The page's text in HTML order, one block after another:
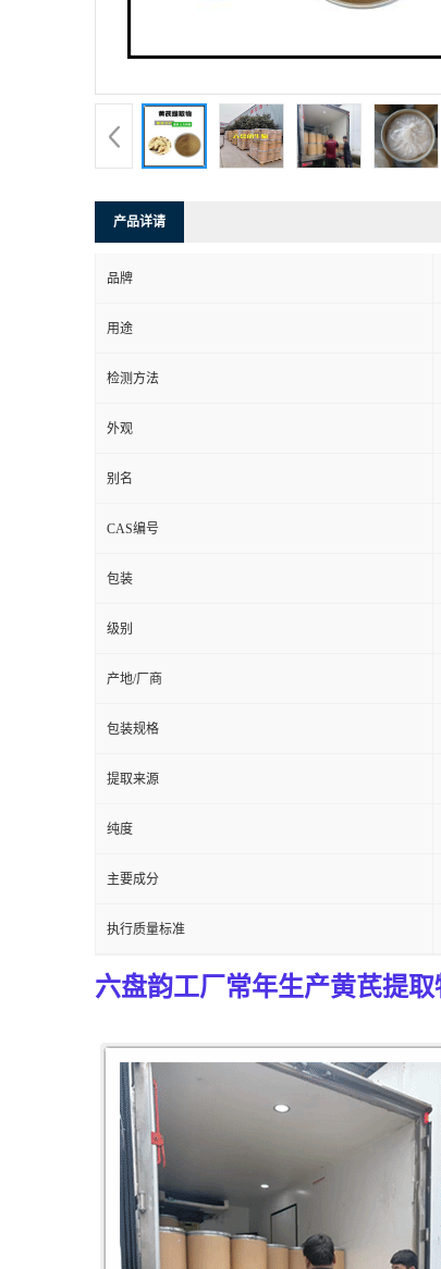
产品详请
品牌
用途
检测方法
外观
别名
CAS编号
包装
级别
产地/厂商
包装规格
提取来源
纯度
主要成分
执行质量标准
六盘韵工厂常年生产黄芪提取